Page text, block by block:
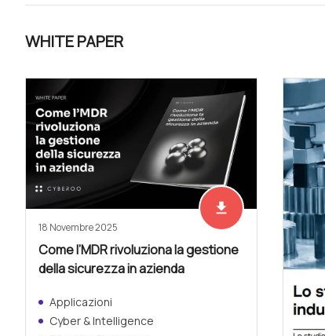
WHITE PAPER
Scarica adesso
file_download
18 Novembre 2025
Come l’MDR rivoluziona la gestione
della sicurezza in azienda
Applicazioni
Cyber & Intelligence